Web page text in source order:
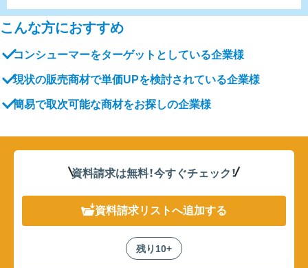
こんな方におすすめ
コンシューマーをターゲットとしている企業様
現状の販売商材で単価UPを検討されている企業様
簡易で取次可能な商材をお探しの企業様
資料請求は無料！今すぐチェック！
資料請求リストへ追加する
残り10+